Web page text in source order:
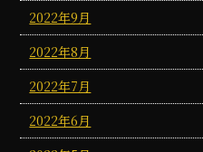
2022年9月
2022年8月
2022年7月
2022年6月